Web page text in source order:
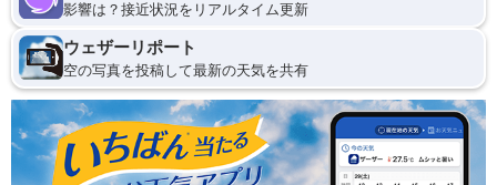
影響は？接近状況をリアルタイム更新
ウェザーリポート
空の写真を投稿して最新の天気を共有